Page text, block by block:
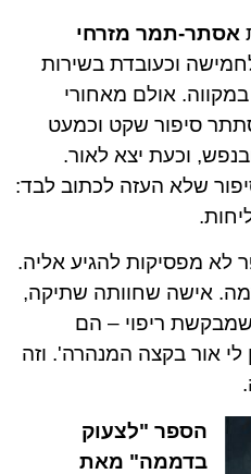
אסתר-תמר מזרחי
וכעובדת בשירות
במקווה. אולם מאחורי
סיפור שקט וכמעט
וכעת יצא לאור.
שלא העזה לכתוב לבד:
לא מפסיקות להגיע אליה.
אישה שחוותה שתיקה,
ריפוי – הם
אור בקצה המנהרה'. וזה
הספר "לצעוק
בדממה" מאת